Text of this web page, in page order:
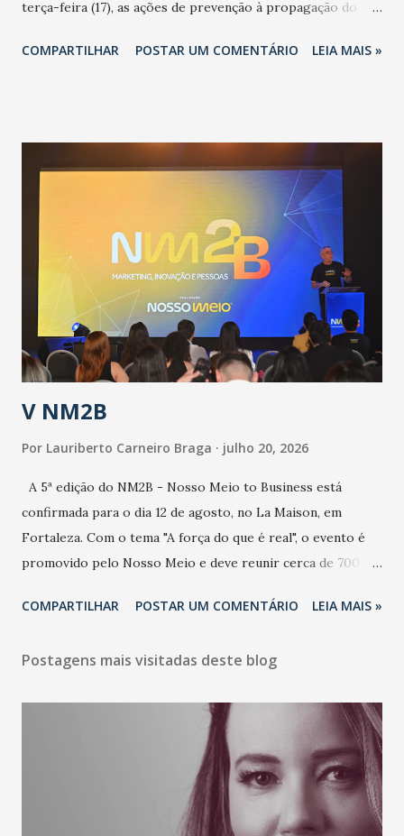
terça-feira (17), as ações de prevenção à propagação do
adotadas pelo Governo do Estado na contenção da
população suspeita e de cuidados com os ambientes
públicos e domiciliares. “Nós não estamos vivendo uma
epidemia comum, como temos em todos os anos, com
aumento de casos de dengue, influenza ou H1N1. Trata-se
de uma epidemia com um vírus diferente, com um poder de
contaminação maior que outros coronavírus”, apontou o
secretário. Segundo ele, é uma epidemia com chance de
contaminação alta, podendo gerar um grande risco à
população e ao sistema de saúde. “Precisamos saber fazer a
estratificação do risco da doença, para não so...
COMPARTILHAR POSTAR UM COMENTÁRIO LEIA MAIS »
V NM2B
Por Lauriberto Carneiro Braga julho 20, 2026
A 5ª edição do NM2B - Nosso Meio to Business está
confirmada para o dia 12 de agosto, no La Maison, em
Fortaleza. Com o tema "A força do que é real", o evento é
promovido pelo Nosso Meio e deve reunir cerca de 700
e lideranças do Mercado Nacional. Desde 2022, o NM2B
de negócios do Nordeste, reunindo profissionais de marcas
LinkedIn, VISA, Grupo 3corações, TikTok e M. Dias Branco.
A nova edição chega em um momento em que autenticidade
e consistência ganham peso nas conversas sobre marca,
liderança e estratégia. - Vivemos um momento em que todo
mundo fala muito e poucos entregam de verdade. O NM2B
COMPARTILHAR POSTAR UM COMENTÁRIO LEIA MAIS »
Postagens mais visitadas deste blog